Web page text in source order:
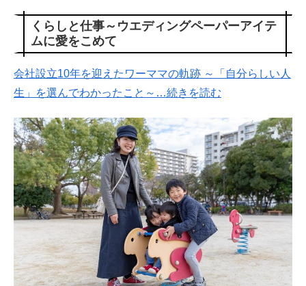
くらしと仕事～ウエディングペーパーアイテ
ムに愛をこめて
会社設立10年を迎えたワーママの軌跡 ～「自分らしい人
生」を選んでわかったこと～…続きを読む